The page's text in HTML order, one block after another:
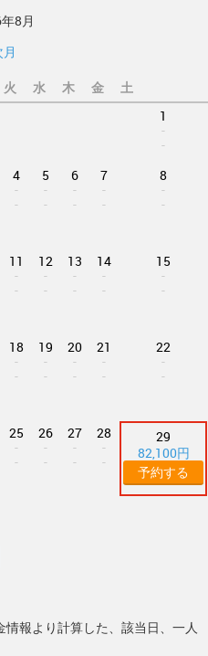
8月
火 水 木 金
土
1
-
-
4
-
-
5
-
-
6
-
-
7
-
-
8
-
-
11
-
-
12
-
-
13
-
-
14
-
-
15
-
-
18
-
-
19
-
-
20
-
-
21
-
-
22
-
-
25
-
-
26
-
-
27
-
-
28
-
-
29
82,100円
予約する
報より計算した、該当日、一人